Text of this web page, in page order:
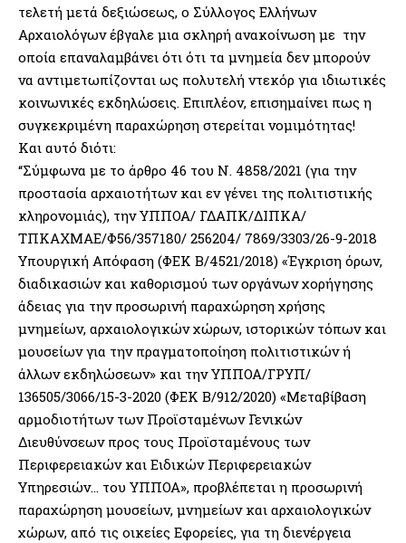
τελετή μετά δεξιώσεως, ο Σύλλογος Ελλήνων
Αρχαιολόγων έβγαλε μια σκληρή ανακοίνωση με την
οποία επαναλαμβάνει ότι ότι τα μνημεία δεν μπορούν
να αντιμετωπίζονται ως πολυτελή ντεκόρ για ιδιωτικές
κοινωνικές εκδηλώσεις. Επιπλέον, επισημαίνει πως η
συγκεκριμένη παραχώρηση στερείται νομιμότητας!
Και αυτό διότι:
“Σύμφωνα με το άρθρο 46 του Ν. 4858/2021 (για την
προστασία αρχαιοτήτων και εν γένει της πολιτιστικής
κληρονομιάς), την ΥΠΠΟΑ/ ΓΔΑΠΚ/ΔΙΠΚΑ/
ΤΠΚΑΧΜΑΕ/Φ56/357180/ 256204/ 7869/3303/26-9-2018
Υπουργική Απόφαση (ΦΕΚ Β/4521/2018) «Έγκριση όρων,
διαδικασιών και καθορισμού των οργάνων χορήγησης
άδειας για την προσωρινή παραχώρηση χρήσης
μνημείων, αρχαιολογικών χώρων, ιστορικών τόπων και
μουσείων για την πραγματοποίηση πολιτιστικών ή
άλλων εκδηλώσεων» και την ΥΠΠΟΑ/ΓΡΥΠ/
136505/3066/15-3-2020 (ΦΕΚ Β/912/2020) «Μεταβίβαση
αρμοδιοτήτων των Προϊσταμένων Γενικών
Διευθύνσεων προς τους Προϊσταμένους των
Περιφερειακών και Ειδικών Περιφερειακών
Υπηρεσιών… του ΥΠΠΟΑ», προβλέπεται η προσωρινή
παραχώρηση μουσείων, μνημείων και αρχαιολογικών
χώρων, από τις οικείες Εφορείες, για τη διενέργεια